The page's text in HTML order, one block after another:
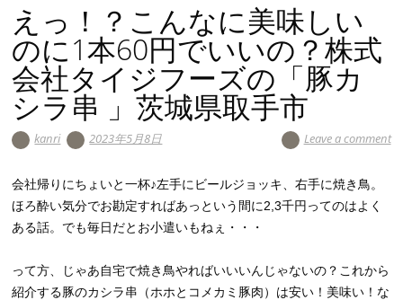
えっ！？こんなに美味しい
のに1本60円でいいの？株式
会社タイジフーズの「豚カ
シラ串 」茨城県取手市
kanri 2023年5月8日 Leave a comment
会社帰りにちょいと一杯♪左手にビールジョッキ、右手に焼き鳥。
ほろ酔い気分でお勘定すればあっという間に2,3千円ってのはよく
ある話。でも毎日だとお小遣いもねぇ・・・
って方、じゃあ自宅で焼き鳥やればいいいんじゃないの？これから
紹介する豚のカシラ串（ホホとコメカミ豚肉）は安い！美味い！な